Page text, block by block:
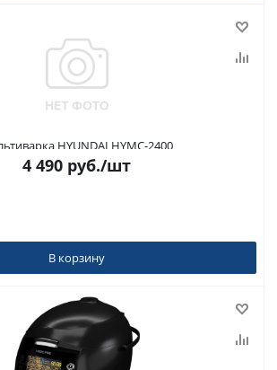
Мультиварка HYUNDAI HYMC-2400
4 490 руб./шт
В корзину